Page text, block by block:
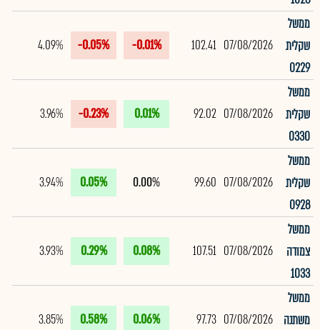
ממשל
שקלית
0229
07/08/2026
102.41
-0.01%
-0.05%
4.09%
ממשל
שקלית
0330
07/08/2026
92.02
0.01%
-0.23%
3.96%
ממשל
שקלית
0928
07/08/2026
99.60
0.00%
0.05%
3.94%
ממשל
צמודה
1033
07/08/2026
107.51
0.08%
0.29%
3.93%
ממשל
משתנה
07/08/2026
97.73
0.06%
0.58%
3.85%